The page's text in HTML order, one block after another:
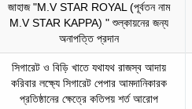
জাহাজ "M.V STAR ROYAL (পূর্বতন নাম
M.V STAR KAPPA) " শুল্কায়নের জন্য
অনাপত্তি প্রদান
সিগারেট ও বিড়ি খাতে যথাযথ রাজস্ব আদায়
করিবার লক্ষ্যে সিগারেট পেপার আমদানিকারক
প্রতিষ্ঠানের ক্ষেত্রে কতিপয় শর্ত আরোপ